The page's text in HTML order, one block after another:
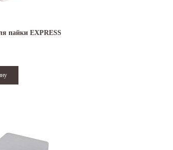
пайки EXPRESS